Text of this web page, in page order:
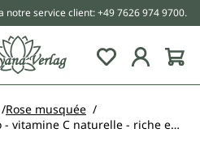
notre service client: +49 7626 974 9700.
Rose musquée
Poudre de cynorrhodon bio - vitamine C naturelle - riche en fibres - 500 g